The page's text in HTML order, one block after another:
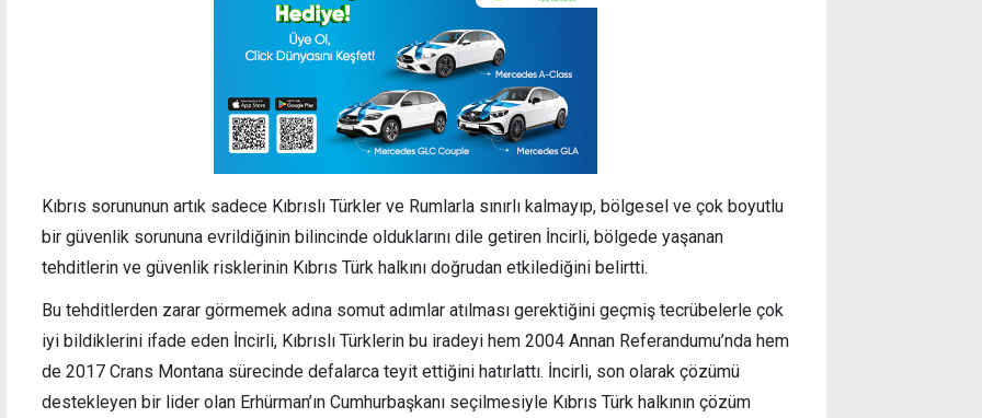
Kıbrıs sorununun artık sadece Kıbrıslı Türkler ve Rumlarla sınırlı kalmayıp, bölgesel ve çok boyutlu
bir güvenlik sorununa evrildiğinin bilincinde olduklarını dile getiren İncirli, bölgede yaşanan
tehditlerin ve güvenlik risklerinin Kıbrıs Türk halkını doğrudan etkilediğini belirtti.
Bu tehditlerden zarar görmemek adına somut adımlar atılması gerektiğini geçmiş tecrübelerle çok
iyi bildiklerini ifade eden İncirli, Kıbrıslı Türklerin bu iradeyi hem 2004 Annan Referandumu’nda hem
de 2017 Crans Montana sürecinde defalarca teyit ettiğini hatırlattı. İncirli, son olarak çözümü
destekleyen bir lider olan Erhürman’ın Cumhurbaşkanı seçilmesiyle Kıbrıs Türk halkının çözüm